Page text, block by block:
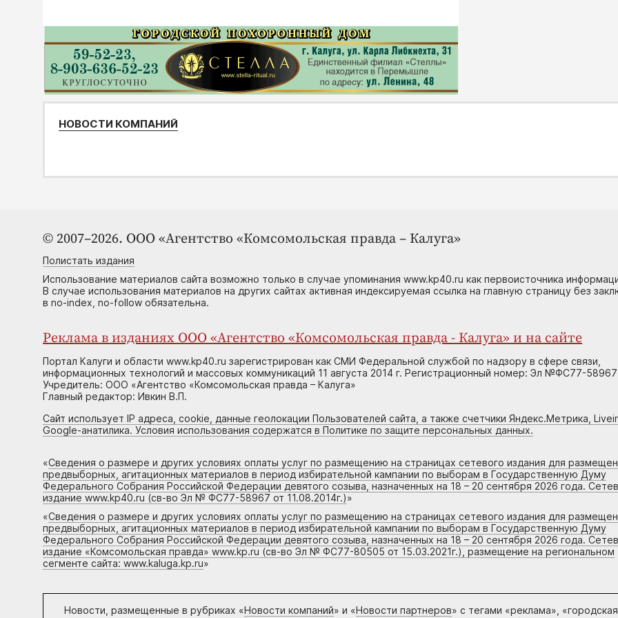
НОВОСТИ КОМПАНИЙ
© 2007–2026. ООО «Агентство «Комсомольская правда – Калуга»
Полистать издания
Использование материалов сайта возможно только в случае упоминания www.kp40.ru как первоисточника
В случае использования материалов на других сайтах активная индексируемая ссылка на главную страницу без
в no-index, no-follow обязательна.
Реклама в изданиях ООО «Агентство «Комсомольская правда - Калуга» и на сайте
Портал Калуги и области www.kp40.ru зарегистрирован как СМИ Федеральной службой по надзору в сфере связи,
информационных технологий и массовых коммуникаций 11 августа 2014 г. Регистрационный номер: Эл №ФС77-58967
Учредитель: ООО «Агентство «Комсомольская правда – Калуга»
Главный редактор: Ивкин В.П.
Сайт использует IP адреса, cookie, данные геолокации Пользователей сайта, а также счетчики Яндекс.Метрика,
Google-анатилика. Условия использования содержатся в Политике по защите персональных данных.
«Сведения о размере и других условиях оплаты услуг по размещению на страницах сетевого издания для
предвыборных, агитационных материалов в период избирательной кампании по выборам в Государственную Думу
Федерального Собрания Российской Федерации девятого созыва, назначенных на 18 – 20 сентября 2026 года.
издание www.kp40.ru (св-во Эл № ФС77-58967 от 11.08.2014г.)»
«Сведения о размере и других условиях оплаты услуг по размещению на страницах сетевого издания для
предвыборных, агитационных материалов в период избирательной кампании по выборам в Государственную Думу
Федерального Собрания Российской Федерации девятого созыва, назначенных на 18 – 20 сентября 2026 года.
издание «Комсомольская правда» www.kp.ru (св-во Эл № ФС77-80505 от 15.03.2021г.), размещение на региональном
сегменте сайта: www.kaluga.kp.ru»
Новости, размещенные в рубриках «Новости компаний» и «Новости партнеров» с тегами «реклама», «городская